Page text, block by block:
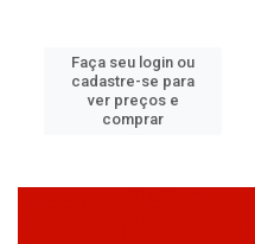
Faça seu login ou
cadastre-se para
ver preços e
comprar